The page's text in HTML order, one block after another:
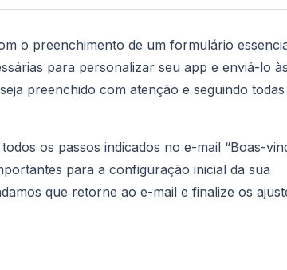
o preenchimento de um formulário
para personalizar seu app e enviá-lo
preenchido com atenção e seguindo todas
os passos indicados no e-mail “Boas-
para a configuração inicial da sua
que retorne ao e-mail e finalize os